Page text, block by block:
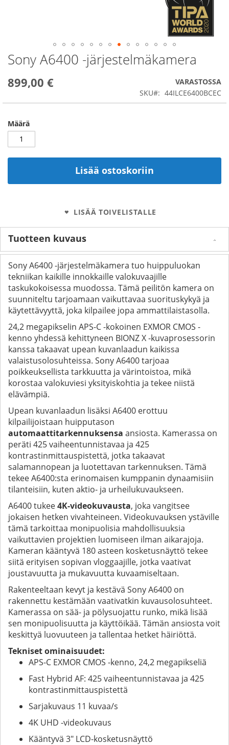
Sony A6400 -järjestelmäkamera
899,00 €
VARASTOSSA
SKU
44ILCE6400BCEC
Määrä
Lisää ostoskoriin
LISÄÄ TOIVELISTALLE
Skip
to
beginning
the
gallery
Tuotteen kuvaus
Sony A6400 -järjestelmäkamera tuo huippuluokan
tekniikan kaikille innokkaille valokuvaajille
taskukokoisessa muodossa. Tämä peilitön kamera on
suunniteltu tarjoamaan vaikuttavaa suorituskykyä ja
käytettävyyttä, joka kilpailee jopa ammattilaistasolla.
24,2 megapikselin APS-C -kokoinen EXMOR CMOS -
kenno yhdessä kehittyneen BIONZ X -kuvaprosessorin
kanssa takaavat upean kuvanlaadun kaikissa
valaistusolosuhteissa. Sony A6400 tarjoaa
poikkeuksellista tarkkuutta ja värintoistoa, mikä
korostaa valokuviesi yksityiskohtia ja tekee niistä
elävämpiä.
Upean kuvanlaadun lisäksi A6400 erottuu
kilpailijoistaan huipputason
automaattitarkennuksensa ansiosta. Kamerassa on
peräti 425 vaiheentunnistavaa ja 425
kontrastinmittauspistettä, jotka takaavat
salamannopean ja luotettavan tarkennuksen. Tämä
tekee A6400:sta erinomaisen kumppanin dynaamisiin
tilanteisiin, kuten aktio- ja urheilukuvaukseen.
A6400 tukee4K-videokuvausta, joka vangitsee
jokaisen hetken vivahteineen. Videokuvauksen ystäville
tämä tarkoittaa monipuolisia mahdollisuuksia
vaikuttavien projektien luomiseen ilman aikarajoja.
Kameran kääntyvä 180 asteen kosketusnäyttö tekee
siitä erityisen sopivan vloggaajille, jotka vaativat
joustavuutta ja mukavuutta kuvaamiseltaan.
Rakenteeltaan kevyt ja kestävä Sony A6400 on
rakennettu kestämään vaativatkin kuvausolosuhteet.
Kamerassa on sää- ja pölysuojattu runko, mikä lisää
sen monipuolisuutta ja käyttöikää. Tämän ansiosta voit
keskittyä luovuuteen ja tallentaa hetket häiriöttä.
Tekniset ominaisuudet:
APS-C EXMOR CMOS -kenno, 24,2 megapikseliä
Fast Hybrid AF: 425 vaiheentunnistavaa ja 425
kontrastinmittauspistettä
Sarjakuvaus 11 kuvaa/s
4K UHD -videokuvaus
Kääntyvä 3" LCD-kosketusnäyttö